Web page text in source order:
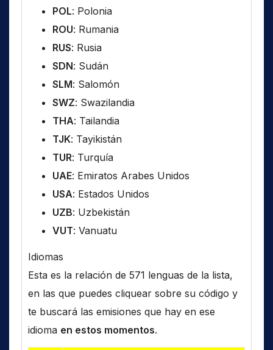
POL: Polonia
ROU: Rumania
RUS: Rusia
SDN: Sudán
SLM: Salomón
SWZ: Swazilandia
THA: Tailandia
TJK: Tayikistán
TUR: Turquía
UAE: Emiratos Arabes Unidos
USA: Estados Unidos
UZB: Uzbekistán
VUT: Vanuatu
Idiomas
Esta es la relación de 571 lenguas de la lista,
en las que puedes cliquear sobre su código y
te buscará las emisiones que hay en ese
idioma en estos momentos.